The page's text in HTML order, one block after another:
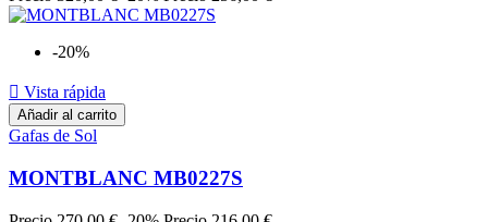
-20%
 Vista rápida
Añadir al carrito
Gafas de Sol
MONTBLANC MB0227S